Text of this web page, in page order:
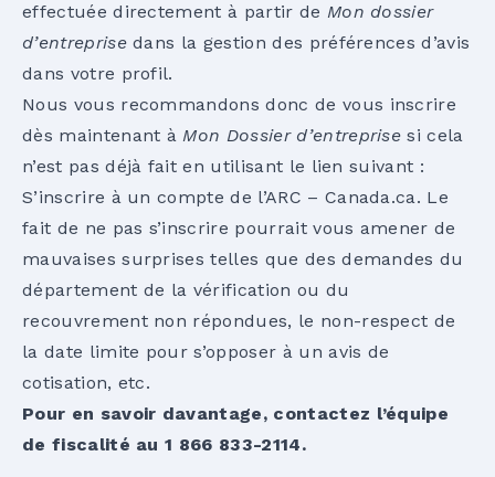
effectuée directement à partir de Mon dossier
d’entreprisedans la gestion des préférences d’avis
dans votre profil.
Nous vous recommandons donc de vous inscrire
dès maintenant à Mon Dossier d’entreprise si cela
n’est pas déjà fait en utilisant le lien suivant :
S’inscrire à un compte de l’ARC – Canada.ca. Le
fait de ne pas s’inscrire pourrait vous amener de
mauvaises surprises telles que des demandes du
département de la vérification ou du
recouvrement non répondues, le non-respect de
la date limite pour s’opposer à un avis de
cotisation, etc.
Pour en savoir davantage, contactez l’équipe
de fiscalité au 1 866 833-2114.